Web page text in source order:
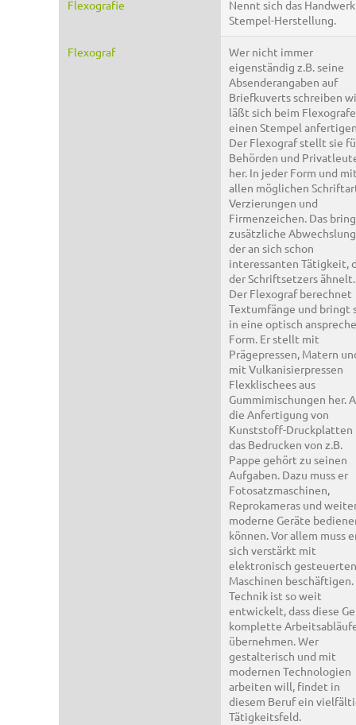
Flexografie
Nennt sich das
Stempel-Herstellung.
Flexograf
Wer nicht immer
eigenständig z.B. seine
Absenderangaben auf
Briefkuverts schreiben
läßt sich beim
einen Stempel
Der Flexograf stellt sie
Behörden und
her. In jeder Form und
allen möglichen
Verzierungen und
Firmenzeichen. Das
zusätzliche
der an sich schon
interessanten Tätigkeit,
der Schriftsetzers ähnelt.
Der Flexograf berechnet
Textumfänge und bringt
in eine optisch
Form. Er stellt mit
Prägepressen, Matern
mit Vulkanisierpressen
Flexklischees aus
Gummimischungen her.
die Anfertigung von
Kunststoff-Druckplatten
das Bedrucken von z.B.
Pappe gehört zu seinen
Aufgaben. Dazu muss er
Fotosatzmaschinen,
Reprokameras und
moderne Geräte
können. Vor allem muss
sich verstärkt mit
elektronisch gesteuerten
Maschinen
Technik ist so weit
entwickelt, dass diese
komplette
übernehmen. Wer
gestalterisch und mit
modernen Technologien
arbeiten will, findet in
diesem Beruf ein
Tätigkeitsfeld.